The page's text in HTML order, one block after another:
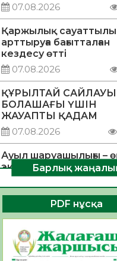
07.08.2026
Қаржылық
арттыруға бағытталған
кездесу өтті
07.08.2026
ҚҰРЫЛТАЙ САЙЛАУЫ
БОЛАШАҒЫ ҮШІН
ЖАУАПТЫ ҚАДАМ
07.08.2026
Ауыл шаруашылығы –
экономикасының
тірегі
06.08.2026
ҚОҒАМДЫҚ
ЕЛ ДАМУЫНЫҢ НЕГІЗІ
06.08.2026
Барлық
PDF нұсқа